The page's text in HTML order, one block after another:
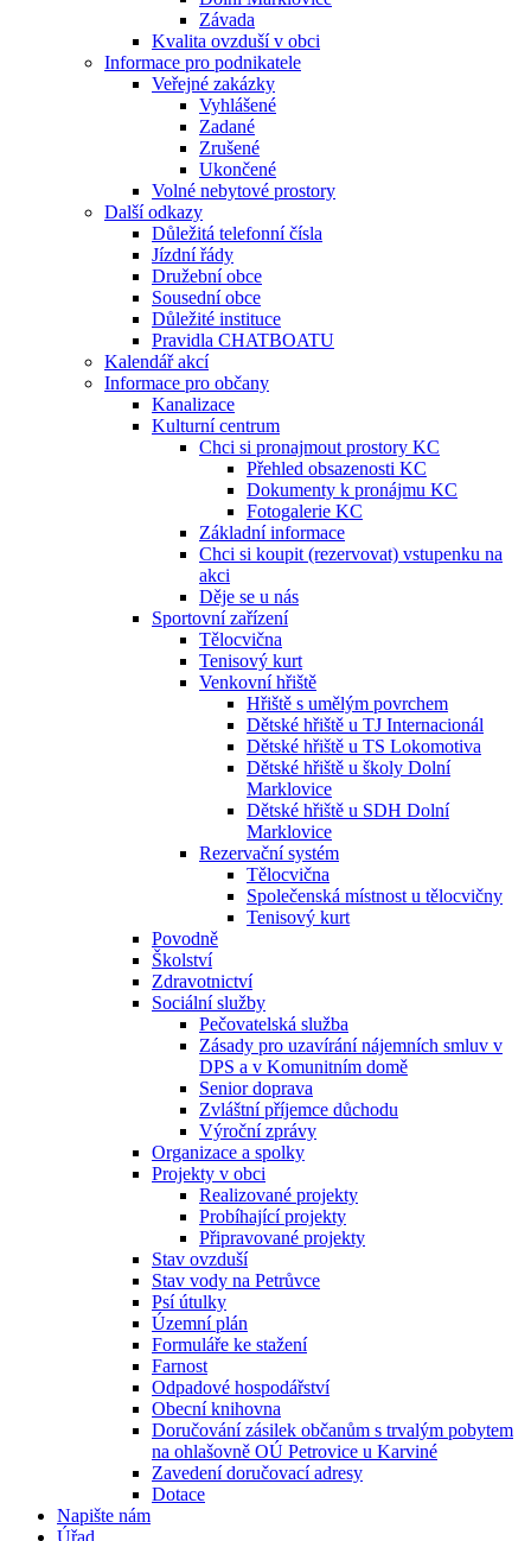
Závada
Kvalita ovzduší v obci
Informace pro podnikatele
Veřejné zakázky
Vyhlášené
Zadané
Zrušené
Ukončené
Volné nebytové prostory
Další odkazy
Důležitá telefonní čísla
Jízdní řády
Družební obce
Sousední obce
Důležité instituce
Pravidla CHATBOATU
Kalendář akcí
Informace pro občany
Kanalizace
Kulturní centrum
Chci si pronajmout prostory KC
Přehled obsazenosti KC
Dokumenty k pronájmu KC
Fotogalerie KC
Základní informace
Chci si koupit (rezervovat) vstupenku na
akci
Děje se u nás
Sportovní zařízení
Tělocvična
Tenisový kurt
Venkovní hřiště
Hřiště s umělým povrchem
Dětské hřiště u TJ Internacionál
Dětské hřiště u TS Lokomotiva
Dětské hřiště u školy Dolní
Marklovice
Dětské hřiště u SDH Dolní
Marklovice
Rezervační systém
Tělocvična
Společenská místnost u tělocvičny
Tenisový kurt
Povodně
Školství
Zdravotnictví
Sociální služby
Pečovatelská služba
Zásady pro uzavírání nájemních smluv v
DPS a v Komunitním domě
Senior doprava
Zvláštní příjemce důchodu
Výroční zprávy
Organizace a spolky
Projekty v obci
Realizované projekty
Probíhající projekty
Připravované projekty
Stav ovzduší
Stav vody na Petrůvce
Psí útulky
Územní plán
Formuláře ke stažení
Farnost
Odpadové hospodářství
Obecní knihovna
Doručování zásilek občanům s trvalým pobytem
na ohlašovně OÚ Petrovice u Karviné
Zavedení doručovací adresy
Dotace
Napište nám
Úřad